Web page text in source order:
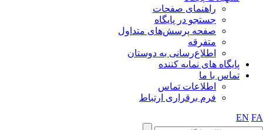
راهنمای صفحات
جستجو در پایگاه
صفحه پرسش‌های متداول
متفرقه
اطلاع‌رسانی به دوستان
پایگاه های نمایه کننده
تماس با ما
اطلاعات تماس
فرم برقراری ارتباط
EN